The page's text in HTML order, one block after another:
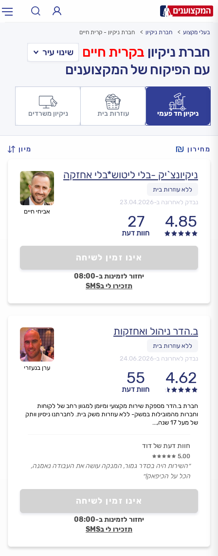
עירעיר: תל אביב, חיפה…
בעלי מקצוע חברת ניקיון חברת ניקיון - קרית חיים
חברת ניקיון בקרית חיים
עם הפיקוח של המקצוענים
ניקיון חד פעמי עוזרות בית ניקיון משרדים
מחירון מיון
אביחי חיים
ניקיונצ`יק -בלי ליטוש*בלי אחזקה
נבדק לאחרונה ב-23.04.2026
4.85
27
חוות דעת
אינו זמין לשיחה
יחזור לזמינות ב-08:00
תזכירו לי בSMS
ערן בנעזרי
ב.הדר ניהול ואחזקות
נבדק לאחרונה ב-24.06.2026
4.62
55
חוות דעת
אינו זמין לשיחה
יחזור לזמינות ב-08:00
תזכירו לי בSMS
חברת ב.הדר מספקת שירות מקצועי ומיומן למגוון רחב של לקוחות
וחברות מהמובילות במשק- ללא עוזרות משק בית. לחברתנו ניסיון וותק
של מעל 17 שנה,...
חוות דעת של דוד
5.00
״השירות היה בסדר גמור, המנקה עושה את העבודה נאמנה,
הכל על הכיפאק!״